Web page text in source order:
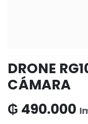
DRONE
CÁMARA
₲ 490.000